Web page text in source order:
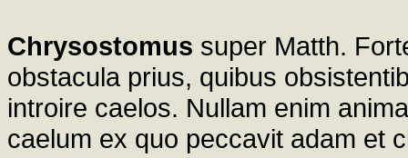
Chrysostomus super Matth.
obstacula prius, quibus
introire caelos. Nullam enim
caelum ex quo peccavit adam et